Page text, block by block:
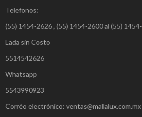
Telefonos:
(55) 1454-2626 , (55) 1454-2600 al (55)
Lada sin Costo
5514542626
Whatsapp
5543990923
Corréo electrónico: ventas@mallalux.com.mx